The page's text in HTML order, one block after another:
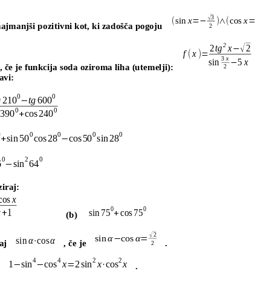
pozitivni kot, ki zadošča pogoju (sin x= − √3
2
)∧(cosx=
če je funkcija soda oziroma liha (utemelji):
f ( x )=
2tg 2 x− √2
sin 3 x
2
− 5 x
2100
− tg6000
3900+cos2400
+sin 500cos280
− cos500 sin 280
0
− sin2640
x
+1
                  (b)
sin 750
+cos750
sinα⋅cosα , če je
sinα− cosα= √2
2
1 − sin 4
− cos4 x= 2sin2 x⋅cos2 x